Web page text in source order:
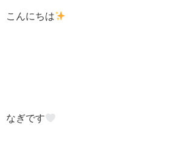
こんにちは
なぎです‎